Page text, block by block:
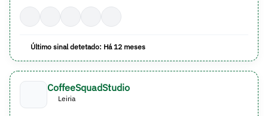
Último sinal detetado: Há 12 meses
CoffeeSquadStudio
Leiria